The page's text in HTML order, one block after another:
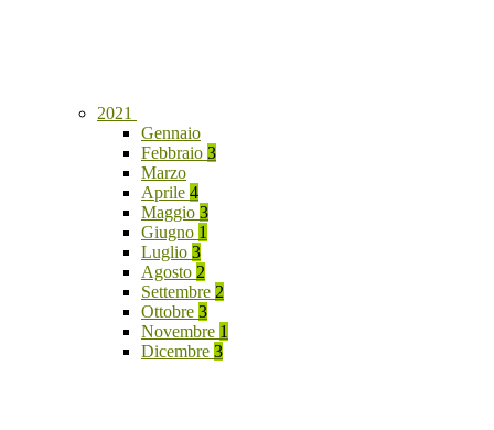
2021
Gennaio
Febbraio 3
Marzo
Aprile 4
Maggio 3
Giugno 1
Luglio 3
Agosto 2
Settembre 2
Ottobre 3
Novembre 1
Dicembre 3